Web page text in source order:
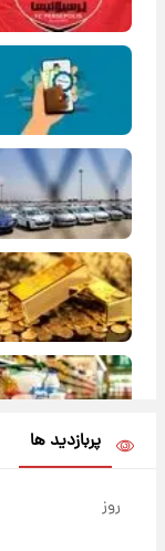
پربازدید ها
روز